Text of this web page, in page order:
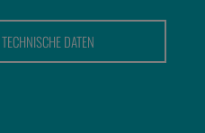
TECHNISCHE DATEN